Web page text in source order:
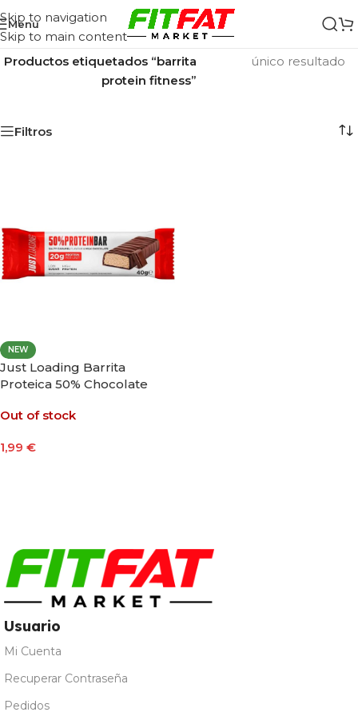
Skip to navigation
Skip to main content
Menu
Inicio/
Productos etiquetados “barrita
protein fitness”
único resultado
Filtros
NEW
Just Loading Barrita
Proteica 50% Chocolate
Salado 40g
Out of stock
1,99 €
Usuario
Mi Cuenta
Recuperar Contraseña
Pedidos